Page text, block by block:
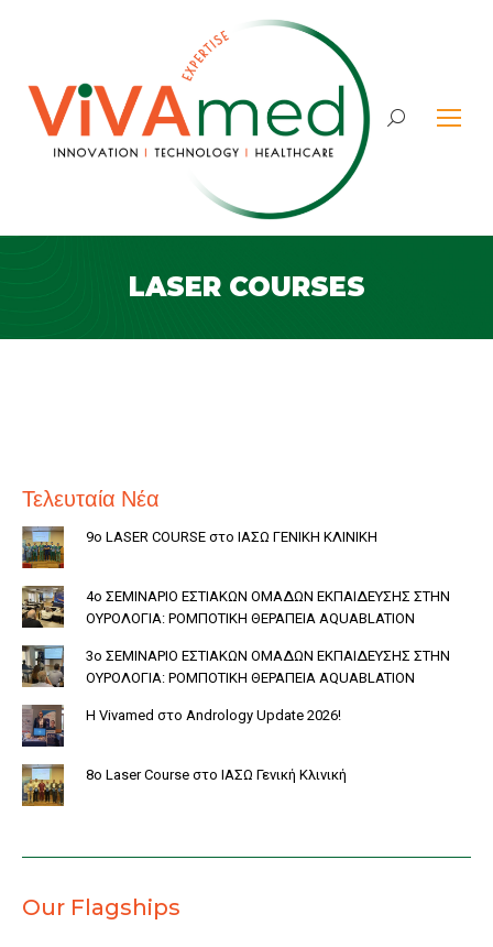
Search:
LASER COURSES
Τελευταία Νέα
9ο LASER COURSE στο ΙΑΣΩ ΓΕΝΙΚΗ ΚΛΙΝΙΚΗ
4ο ΣΕΜΙΝΑΡΙΟ ΕΣΤΙΑΚΩΝ ΟΜΑΔΩΝ ΕΚΠΑΙΔΕΥΣΗΣ ΣΤΗΝ
ΟΥΡΟΛΟΓΙΑ: ΡΟΜΠΟΤΙΚΗ ΘΕΡΑΠΕΙΑ AQUABLATION
3ο ΣΕΜΙΝΑΡΙΟ ΕΣΤΙΑΚΩΝ ΟΜΑΔΩΝ ΕΚΠΑΙΔΕΥΣΗΣ ΣΤΗΝ
ΟΥΡΟΛΟΓΙΑ: ΡΟΜΠΟΤΙΚΗ ΘΕΡΑΠΕΙΑ AQUABLATION
Η Vivamed στο Andrology Update 2026!
8o Laser Course στο ΙΑΣΩ Γενική Κλινική
Our Flagships